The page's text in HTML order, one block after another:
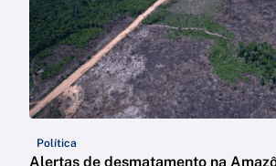
Política
Alertas de desmatamento na